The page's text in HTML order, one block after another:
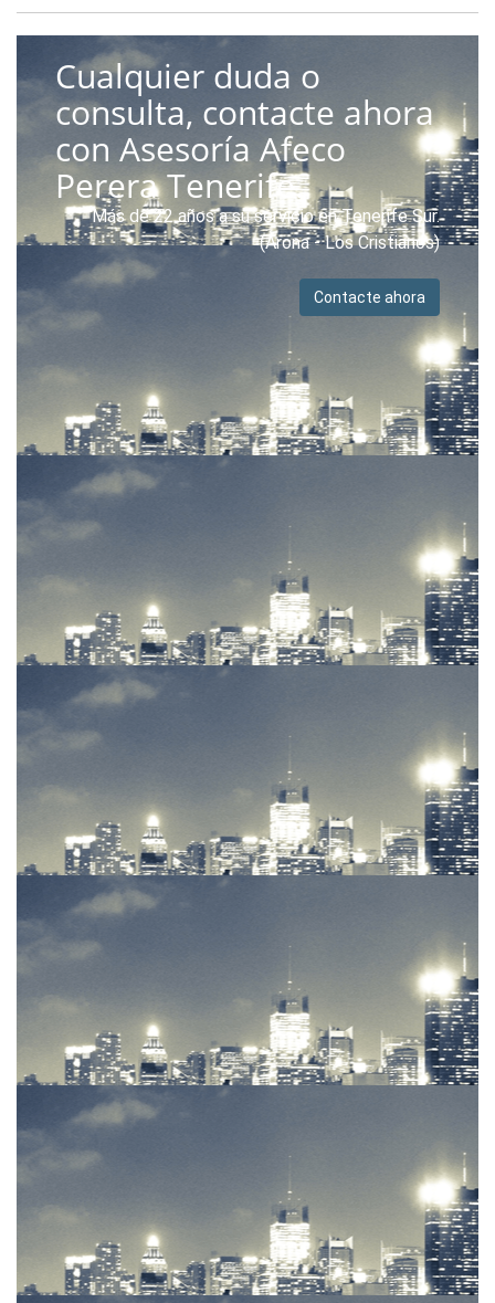
Cualquier duda o
consulta, contacte ahora
con Asesoría Afeco
Perera Tenerife.
Más de 22 años a su servicio en Tenerife Sur.
(Arona - Los Cristianos)
Contacte ahora